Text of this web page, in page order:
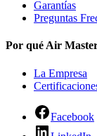
Garantías
Preguntas
Por qué Air
La Empresa
Facebook